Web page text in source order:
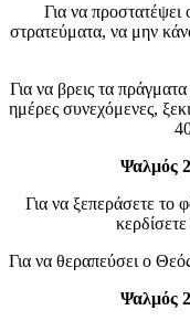
Για να
στρατεύματα, να μην
Για να βρεις τα
ημέρες συνεχόμενες,
Ψαλμός
Για να ξεπεράσετε το
Για να θεραπεύσει ο
Ψαλμός